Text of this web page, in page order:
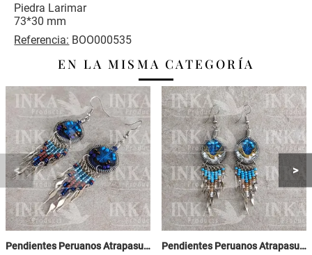
Piedra Larimar
73*30 mm
Referencia: BOO000535
EN LA MISMA CATEGORÍA
Pendientes Peruanos Atrapasueños - Celeste, Marron y Violeta
Pendientes Peruanos Atrapasueños - Celeste, Amarillo y Blanco